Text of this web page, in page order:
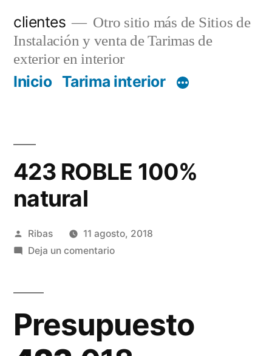
contenido
clientes
Otro sitio más de Sitios de
Instalación y venta de Tarimas de
exterior en interior
Inicio Tarima interior
423 ROBLE 100%
natural
Publicado
por
Ribas
11 agosto, 2018
Deja un comentarioen
natural
Presupuesto